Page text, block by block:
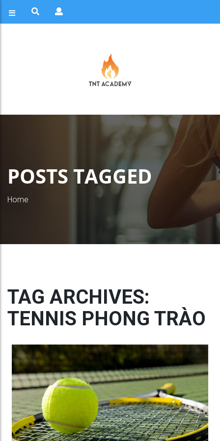
POSTS TAGGED
Home
TAG ARCHIVES:
TENNIS PHONG TRÀO